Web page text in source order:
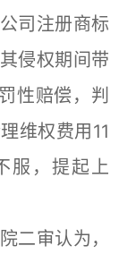
司注册商标
侵权期间带
性赔偿，判
维权费用11
服，提起上
审认为，